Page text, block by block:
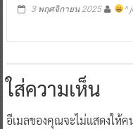
3 พฤศจิกายน 2025 ^
ใส่ความเห็น
อีเมลของคุณจะไม่แสดงให้